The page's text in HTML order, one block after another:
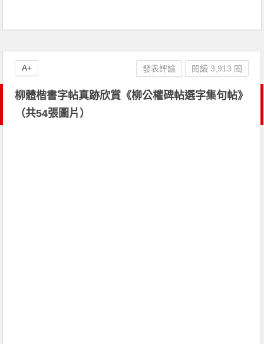
柳體楷書字帖真跡欣賞《柳公權碑帖選字集句帖》
（共54張圖片）
發表評論 閱讀 3,913 閱
A+